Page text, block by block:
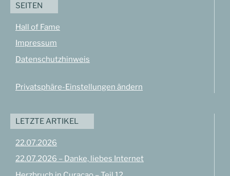
SEITEN
Hall of Fame
Impressum
Datenschutzhinweis
Privatsphäre-Einstellungen ändern
LETZTE ARTIKEL
22.07.2026
22.07.2026 – Danke, liebes Internet